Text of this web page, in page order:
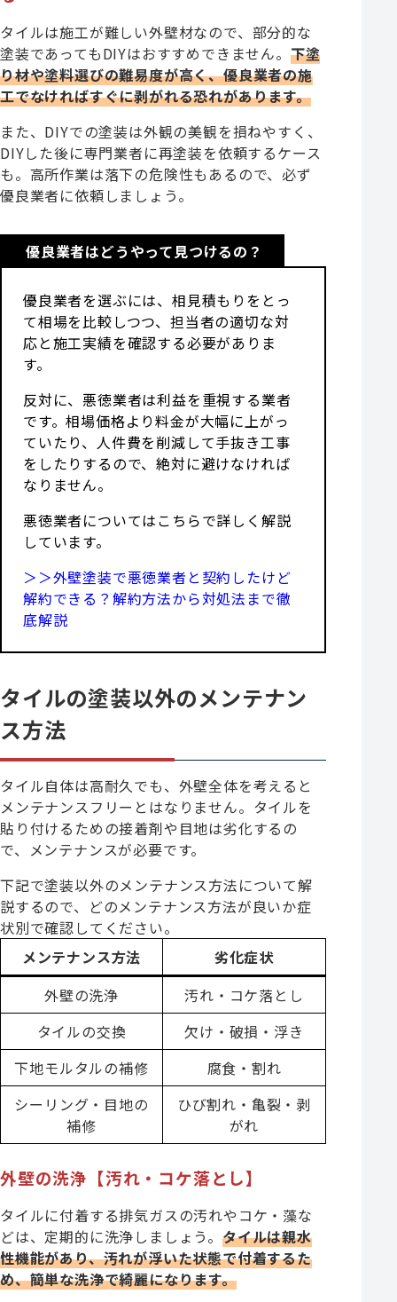
タイルは施工が難しい外壁材なので、部分的な
塗装であってもDIYはおすすめできません。 下塗
り材や塗料選びの難易度が高く、優良業者の施
工でなければすぐに剥がれる恐れがあります。
また、DIYでの塗装は外観の美観を損ねやすく、
DIYした後に専門業者に再塗装を依頼するケース
も。高所作業は落下の危険性もあるので、必ず
優良業者に依頼しましょう。
優良業者はどうやって見つけるの？
優良業者を選ぶには、相見積もりをとっ
て相場を比較しつつ、担当者の適切な対
応と施工実績を確認する必要がありま
す。
反対に、悪徳業者は利益を重視する業者
です。相場価格より料金が大幅に上がっ
ていたり、人件費を削減して手抜き工事
をしたりするので、絶対に避けなければ
なりません。
悪徳業者についてはこちらで詳しく解説
しています。
＞＞外壁塗装で悪徳業者と契約したけど
解約できる？解約方法から対処法まで徹
底解説
タイルの塗装以外のメンテナン
ス方法
タイル自体は高耐久でも、外壁全体を考えると
メンテナンスフリーとはなりません。タイルを
貼り付けるための接着剤や目地は劣化するの
で、メンテナンスが必要です。
下記で塗装以外のメンテナンス方法について解
説するので、どのメンテナンス方法が良いか症
状別で確認してください。
メンテナンス方法
劣化症状
外壁の洗浄
汚れ・コケ落とし
タイルの交換
欠け・破損・浮き
下地モルタルの補修
腐食・割れ
シーリング・目地の
補修
ひび割れ・亀裂・剥
がれ
外壁の洗浄【汚れ・コケ落とし】
タイルに付着する排気ガスの汚れやコケ・藻な
どは、定期的に洗浄しましょう。タイルは親水
性機能があり、汚れが浮いた状態で付着するた
め、簡単な洗浄で綺麗になります。